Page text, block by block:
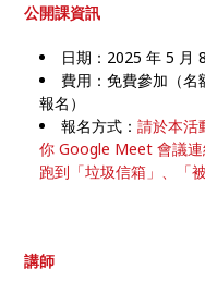
公開課資訊
日期：2025 年 5 月
費用：免費參加（名
報名）
報名方式：請於本活
你 Google Meet 會議
跑到「垃圾信箱」、「
講師